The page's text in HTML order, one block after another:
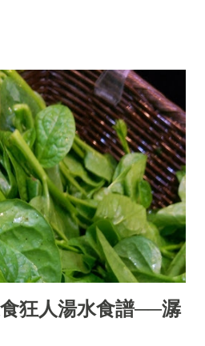
食狂人湯水食譜──潺